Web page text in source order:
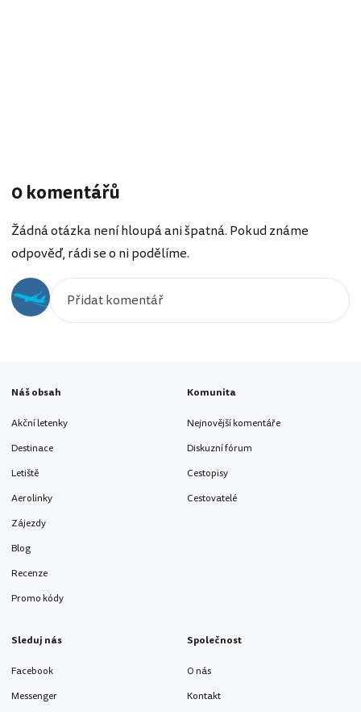
0 komentářů
Žádná otázka není hloupá ani špatná. Pokud známe
odpověď, rádi se o ni podělíme.
Náš obsah
Akční letenky
Destinace
Letiště
Aerolinky
Zájezdy
Blog
Recenze
Promo kódy
Komunita
Nejnovější komentáře
Diskuzní fórum
Cestopisy
Cestovatelé
Sleduj nás
Facebook
Messenger
Společnost
O nás
Kontakt